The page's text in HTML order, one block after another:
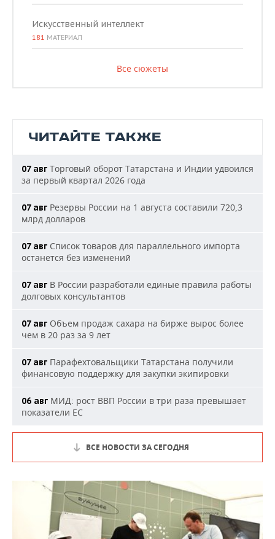
Искусственный интеллект
181 МАТЕРИАЛ
Все сюжеты
ЧИТАЙТЕ ТАКЖЕ
07 авг Торговый оборот Татарстана и Индии удвоился
за первый квартал 2026 года
07 авг Резервы России на 1 августа составили 720,3
млрд долларов
07 авг Список товаров для параллельного импорта
останется без изменений
07 авг В России разработали единые правила работы
долговых консультантов
07 авг Объем продаж сахара на бирже вырос более
чем в 20 раз за 9 лет
07 авг Парафехтовальщики Татарстана получили
финансовую поддержку для закупки экипировки
06 авг МИД: рост ВВП России в три раза превышает
показатели ЕС
ВСЕ НОВОСТИ ЗА СЕГОДНЯ